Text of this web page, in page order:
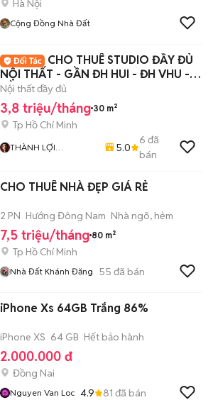
Hà Nội
Cộng Đồng Nhà Đất
CHO THUÊ STUDIO ĐẦY ĐỦ
NỘI THẤT - GẦN ĐH HUI - ĐH VHU -
GẦN AEON MALL
Nội thất đầy đủ
3,8 triệu/tháng 30 m²
Tp Hồ Chí Minh
THÀNH LỢI
5.0
6 đã
bán
CHO THUÊ NHÀ ĐẸP GIÁ RẺ
2 PN Hướng Đông Nam Nhà ngõ, hẻm
7,5 triệu/tháng 80 m²
Tp Hồ Chí Minh
Nhà Đất Khánh Đăng 55 đã bán
iPhone Xs 64GB Trắng 86%
iPhone XS 64 GB Hết bảo hành
2.000.000 đ
Đồng Nai
Nguyen Van Loc 4.9 81 đã bán